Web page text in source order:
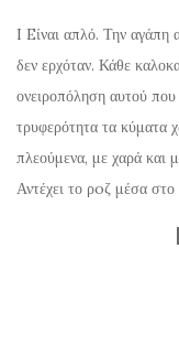
I Eίναι απλό. Την αγάπη
δεν ερχόταν. Κάθε
ονειροπόληση αυτού που
τρυφερότητα τα κύματα
πλεούμενα, με χαρά και
Αντέχει το ρoζ μέσα